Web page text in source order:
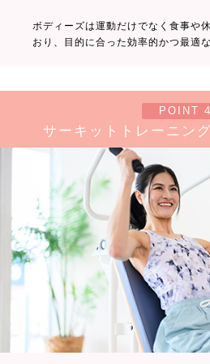
ボディーズは運動だけでなく食事や
おり、目的に合った効率的かつ最適
POINT 4
サーキットトレーニン